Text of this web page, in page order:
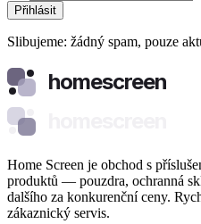
Přihlásit
Slibujeme: žádný spam, pouze
homescreen
Home Screen je obchod s
produktů — pouzdra, ochranná
dalšího za konkurenční ceny.
zákaznický servis.